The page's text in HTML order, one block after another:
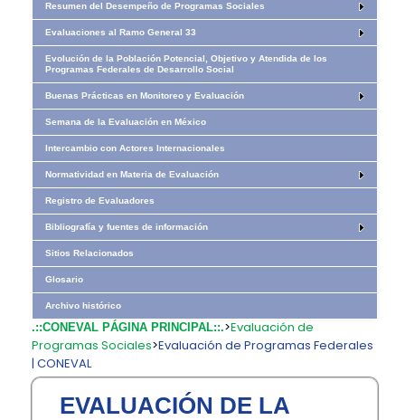
Resumen del Desempeño de Programas Sociales
Evaluaciones al Ramo General 33
Evolución de la Población Potencial, Objetivo y Atendida de los
Programas Federales de Desarrollo Social
Buenas Prácticas en Monitoreo y Evaluación
​​​​​​Semana de la Evaluación en México
Intercambio con Actores Internacionales
Normatividad en Materia de Evaluación
Registro de Evaluadores
Bibliografía y fuentes de información
Sitios Relacionados
Glosario
Archivo histórico
.::CONEVAL PÁGINA PRINCIPAL::.>Evaluación de
Programas Sociales>Evaluación de Programas Federales
| CONEVAL
EVALUACIÓN DE LA